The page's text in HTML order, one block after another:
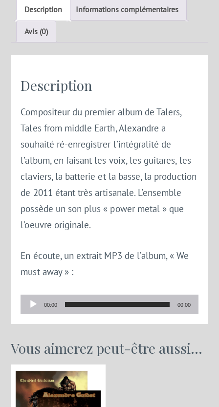
from
middle
earth
re-
Description Informations complémentaires
Avis (0)
Description
Compositeur du premier album de Talers,
Tales from middle Earth, Alexandre a
souhaité ré-enregistrer l’intégralité de
l’album, en faisant les voix, les guitares, les
claviers, la batterie et la basse, la production
de 2011 étant très artisanale. L’ensemble
possède un son plus « power metal » que
l’oeuvre originale.
En écoute, un extrait MP3 de l’album, « We
must away » :
Lecteur
audio
00:00 00:00
Vous aimerez peut-être aussi…